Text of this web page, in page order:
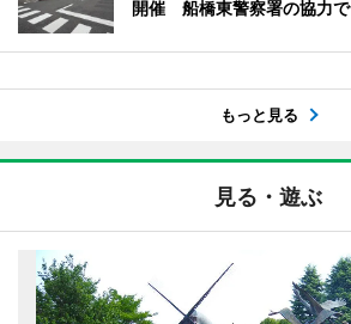
開催 船橋東警察署の協力で
もっと見る
見る・遊ぶ